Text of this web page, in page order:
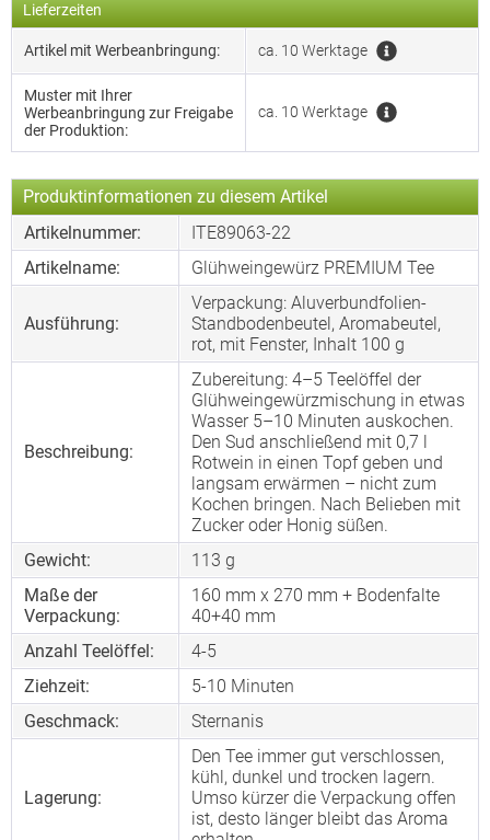
Lieferzeiten
Artikel mit Werbeanbringung: ca. 10 Werktage
Muster mit Ihrer
Werbeanbringung zur Freigabe
der Produktion:
ca. 10 Werktage
Produktinformationen zu diesem Artikel
Artikelnummer:
ITE89063-22
Artikelname:
Glühweingewürz PREMIUM Tee
Ausführung:
Verpackung: Aluverbundfolien-
Standbodenbeutel, Aromabeutel,
rot, mit Fenster, Inhalt 100 g
Beschreibung:
Zubereitung: 4–5 Teelöffel der
Glühweingewürzmischung in etwas
Wasser 5–10 Minuten auskochen.
Den Sud anschließend mit 0,7 l
Rotwein in einen Topf geben und
langsam erwärmen – nicht zum
Kochen bringen. Nach Belieben mit
Zucker oder Honig süßen.
Gewicht:
113 g
Maße der
Verpackung:
160 mm x 270 mm + Bodenfalte
40+40 mm
Anzahl Teelöffel:
4-5
Ziehzeit:
5-10 Minuten
Geschmack:
Sternanis
Lagerung:
Den Tee immer gut verschlossen,
kühl, dunkel und trocken lagern.
Umso kürzer die Verpackung offen
ist, desto länger bleibt das Aroma